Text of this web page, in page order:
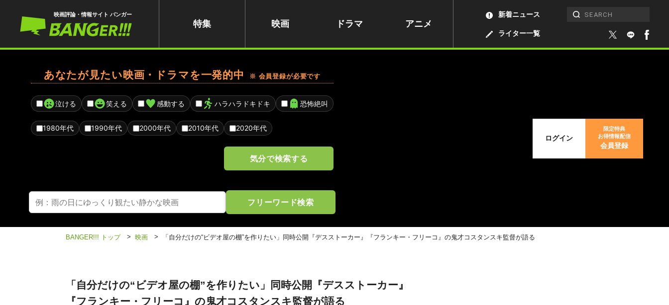
映画評論・情報サイト バンガー
特集 映画 ドラマ アニメ
ライター一覧
新着ニュース
あなたが見たい映画・ドラマを一発的中 ※ 会員登録が必要です
泣ける 笑える 感動する ハラハラドキドキ 恐怖絶叫
1980年代 1990年代 2000年代 2010年代 2020年代
気分で検索する
フリーワード検索
ログイン
限定特典
お得情報配信
会員登録
BANGER!!! トップ > 映画 > 「自分だけの“ビデオ屋の棚”を作りたい」同時公開『デスストーカー』『フランキー・フリーコ』の鬼才コスタンスキ監督が語る
「自分だけの“ビデオ屋の棚”を作りたい」同時公開『デスストーカー』
『フランキー・フリーコ』の鬼才コスタンスキ監督が語る